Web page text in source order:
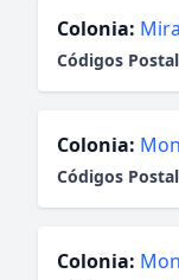
Colonia:
Códigos
Colonia:
Códigos
Colonia: